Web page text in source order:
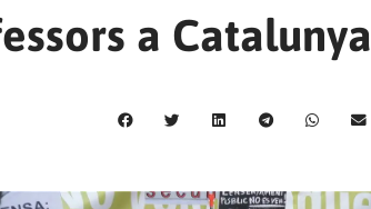
a Catalunya